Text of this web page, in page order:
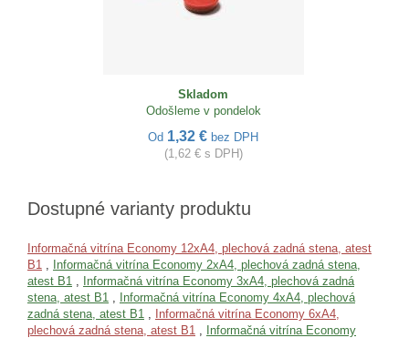
Skladom
Odošleme v pondelok
Od 1,32 € bez DPH
(1,62 € s DPH)
Dostupné varianty produktu
Informačná vitrína Economy 12xA4, plechová zadná stena, atest
B1
Informačná vitrína Economy 2xA4, plechová zadná stena,
atest B1
Informačná vitrína Economy 3xA4, plechová zadná
stena, atest B1
Informačná vitrína Economy 4xA4, plechová
zadná stena, atest B1
Informačná vitrína Economy 6xA4,
plechová zadná stena, atest B1
Informačná vitrína Economy